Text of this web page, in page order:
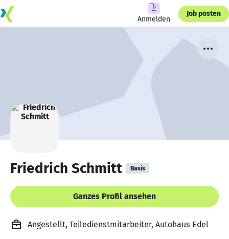
Anmelden
Job posten
Friedrich Schmitt Basis
Ganzes Profil ansehen
Angestellt, Teiledienstmitarbeiter, Autohaus Edel